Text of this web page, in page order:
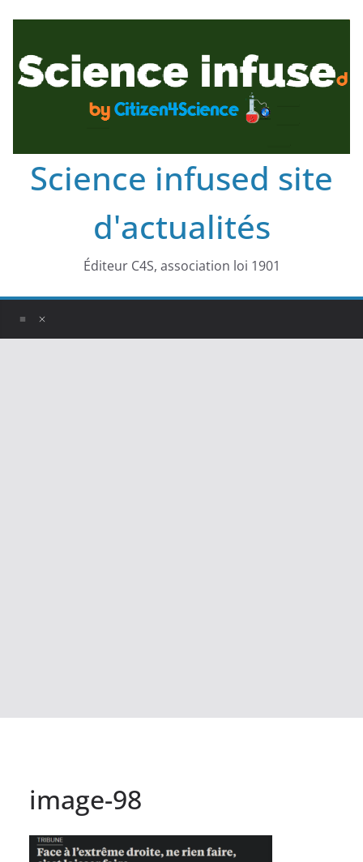
Science infused site
d'actualités
Éditeur C4S, association loi 1901
image-98